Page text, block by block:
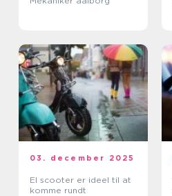
03. december 2025
El scooter er ideel til at
komme rundt